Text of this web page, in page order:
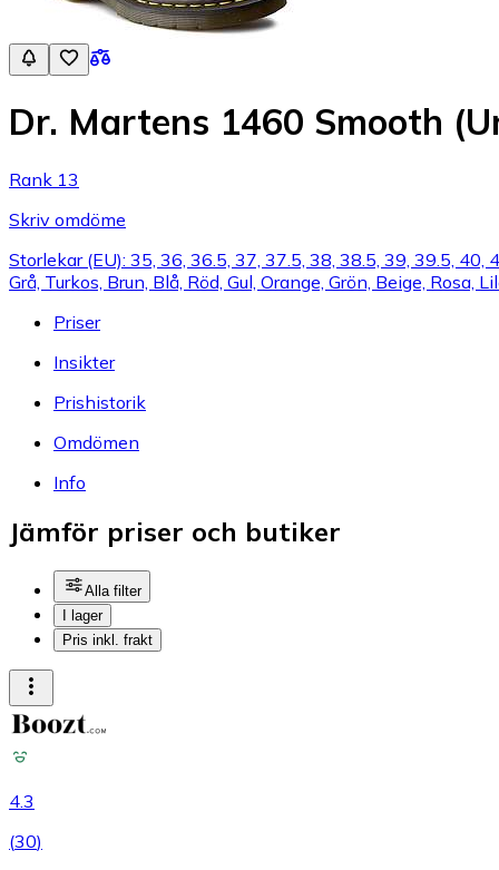
Dr. Martens 1460 Smooth
Rank 13
Skriv omdöme
Storlekar (EU): 35, 36, 36.5, 37, 37.5, 38, 38.5, 39, 39.5, 40,
Grå, Turkos, Brun, Blå, Röd, Gul, Orange, Grön, Beige, Rosa,
Priser
Insikter
Prishistorik
Omdömen
Info
Jämför priser och butiker
Alla filter
I lager
Pris inkl. frakt
4.3
(30)